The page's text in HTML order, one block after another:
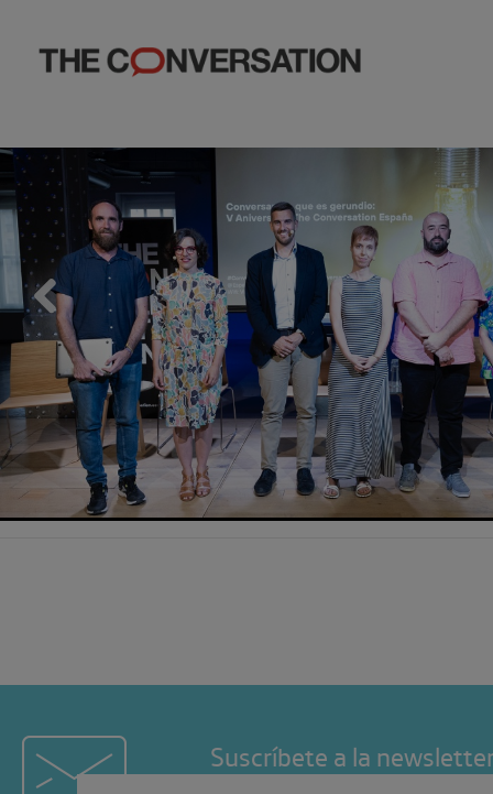
Previous
Suscríbete a la